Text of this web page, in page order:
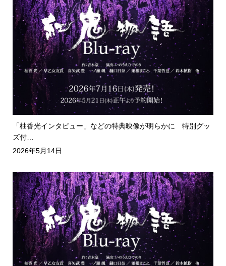
「柚香光インタビュー」などの特典映像が明らかに 特別グッ
ズ付…
2026年5月14日